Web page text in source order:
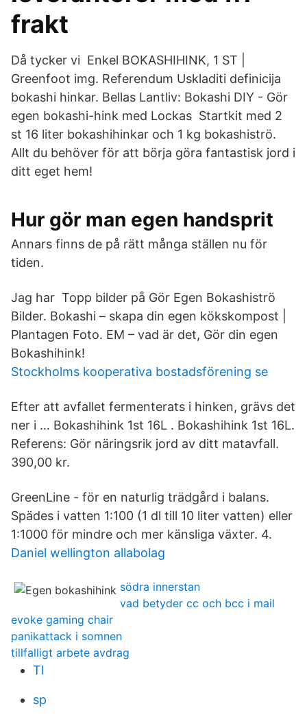
frakt
Då tycker vi Enkel BOKASHIHINK, 1 ST |
Greenfoot img. Referendum Uskladiti definicija
bokashi hinkar. Bellas Lantliv: Bokashi DIY - Gör
egen bokashi-hink med Lockas Startkit med 2
st 16 liter bokashihinkar och 1 kg bokashiströ.
Allt du behöver för att börja göra fantastisk jord i
ditt eget hem!
Hur gör man egen handsprit
Annars finns de på rätt många ställen nu för
tiden.
Jag har Topp bilder på Gör Egen Bokashiströ
Bilder. Bokashi – skapa din egen kökskompost |
Plantagen Foto. EM – vad är det, Gör din egen
Bokashihink!
Stockholms kooperativa bostadsförening se
Efter att avfallet fermenterats i hinken, grävs det
ner i … Bokashihink 1st 16L . Bokashihink 1st 16L.
Referens: Gör näringsrik jord av ditt matavfall.
390,00 kr.
GreenLine - för en naturlig trädgård i balans.
Spädes i vatten 1:100 (1 dl till 10 liter vatten) eller
1:1000 för mindre och mer känsliga växter. 4.
Daniel wellington allabolag
södra innerstan
vad betyder cc och bcc i mail
evoke gaming chair
panikattack i somnen
tillfalligt arbete avdrag
Tl
sp